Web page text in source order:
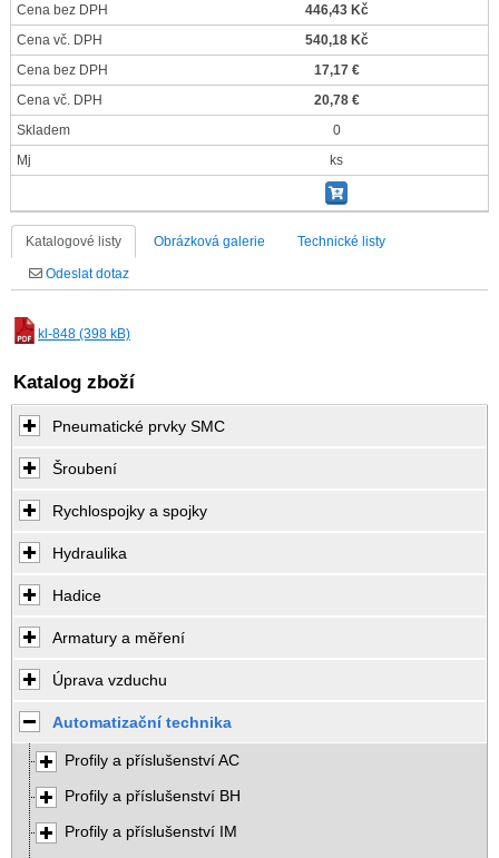
Cena bez DPH
446,43 Kč
Cena vč. DPH
540,18 Kč
Cena bez DPH
17,17 €
Cena vč. DPH
20,78 €
Skladem
0
Mj
ks
Katalogové listy Obrázková galerie Technické listy
Odeslat dotaz
kl-848 (398 kB)
Katalog zboží
Pneumatické prvky SMC
Šroubení
Rychlospojky a spojky
Hydraulika
Hadice
Armatury a měření
Úprava vzduchu
Automatizační technika
Profily a příslušenství AC
Profily a příslušenství BH
Profily a příslušenství IM